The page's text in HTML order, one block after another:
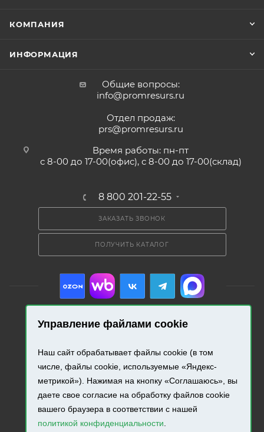
Управление файлами cookie
Наш сайт обрабатывает файлы cookie (в том
числе, файлы cookie, используемые «Яндекс-
метрикой»). Нажимая на кнопку «Соглашаюсь», вы
даете свое согласие на обработку файлов cookie
вашего браузера в соответствии с нашей
политикой конфиденциальности.
КОМПАНИЯ
ИНФОРМАЦИЯ
Общие вопросы:
info@promresurs.ru
Отдел продаж:
prs@promresurs.ru
Время работы: пн-пт
с 8-00 до 17-00(офис), с 8-00 до 17-00(склад)
8 800 201-22-55
ЗАКАЗАТЬ ЗВОНОК
ПОЛУЧИТЬ КАТАЛОГ
Разработка и продвижение сайта.